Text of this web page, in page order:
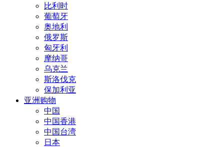
比利时
葡萄牙
奥地利
俄罗斯
匈牙利
摩纳哥
乌克兰
斯洛伐克
保加利亚
亚洲购物
中国
中国香港
中国台湾
日本